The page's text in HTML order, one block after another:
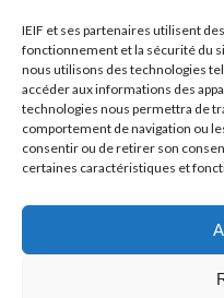
IEIF et ses partenaires utilisent
fonctionnement et la sécurité du
nous utilisons des technologies
accéder aux informations des
technologies nous permettra de
comportement de navigation ou
consentir ou de retirer son
certaines caractéristiques et
Prénom*
E-mail*